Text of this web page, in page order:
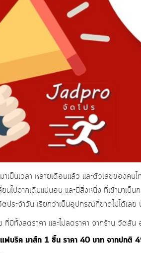
เป็นเวลา หลายเดือนแล้ว และตัวเลขของค
ยนไปจากเดิมแน่นอน และมีสิ่งหนึ่ง ที่เข้ามาเ
ตประจำวัน เรียกว่าเป็นอุปกรณ์ที่ขาดไม่ได้เล
ที่มีทั้งลดราคา และไม่ลดราคา จากร้าน วัตสั
บริค มาส์ก 1 ชิ้น ราคา 40 บาท จากปกติ